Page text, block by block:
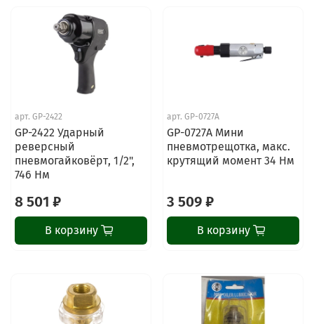
арт. GP-2422
GP-2422 Ударный
реверсный
пневмогайковёрт, 1/2",
746 Нм
8 501 ₽
В корзину
арт. GP-0727A
GP-0727A Мини
пневмотрещотка, макс.
крутящий момент 34 Нм
3 509 ₽
В корзину